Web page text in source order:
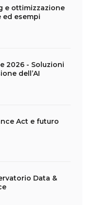
e ottimizzazione
ed esempi
2026 - Soluzioni
dell’AI
Act e futuro
Data &